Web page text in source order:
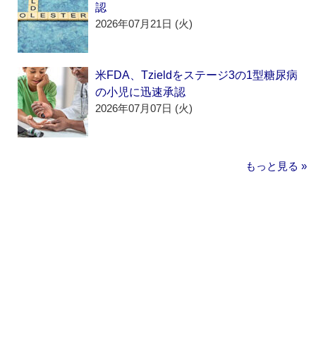
認
2026年07月21日 (火)
米FDA、Tzieldをステージ3の1型糖尿病
の小児に迅速承認
2026年07月07日 (火)
もっと見る »